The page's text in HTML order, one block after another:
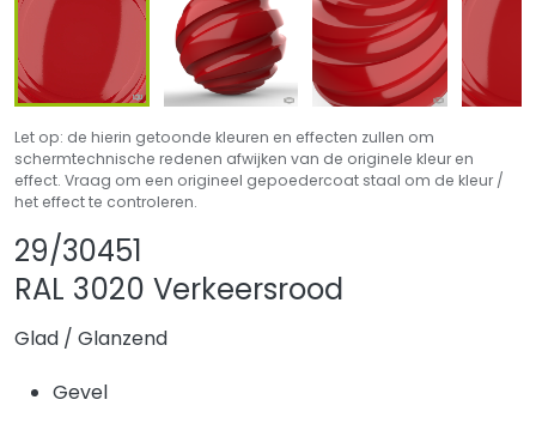
Let op: de hierin getoonde kleuren en effecten zullen om
schermtechnische redenen afwijken van de originele kleur en
effect. Vraag om een origineel gepoedercoat staal om de kleur /
het effect te controleren.
29/30451
RAL 3020 Verkeersrood
Glad / Glanzend
Gevel